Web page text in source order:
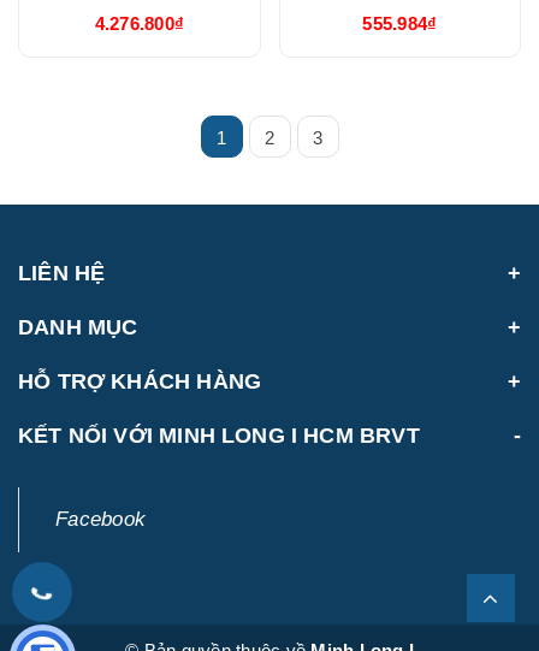
4.276.800₫
(00601003DOV)
555.984₫
1 2 3
LIÊN HỆ
DANH MỤC
HỖ TRỢ KHÁCH HÀNG
KẾT NỐI VỚI MINH LONG I HCM BRVT
Facebook